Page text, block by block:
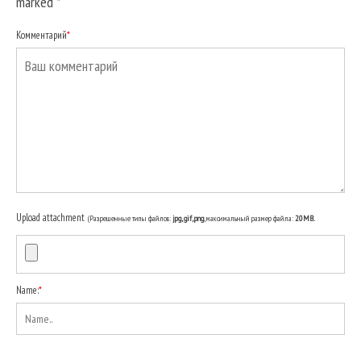
Комментарий*
Upload attachment (Разрешенные типы файлов:jpg, gif, png, максимальный размер файла: 20MB.
Name:*